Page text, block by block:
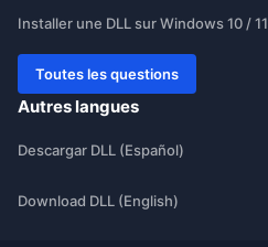
Installer une DLL sur Windows 10 / 11
Toutes les questions
Autres langues
Descargar DLL (Español)
Download DLL (English)